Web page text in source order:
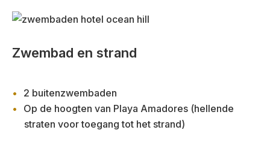
Zwembad en strand
2 buitenzwembaden
Op de hoogten van Playa Amadores (hellende
straten voor toegang tot het strand)